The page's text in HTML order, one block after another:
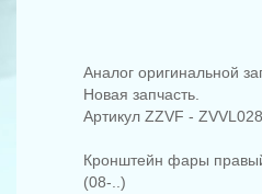
Аналог оригинальной
Новая запчасть.
Артикул ZZVF - ZVVL028
Кронштейн фары
(08-..)